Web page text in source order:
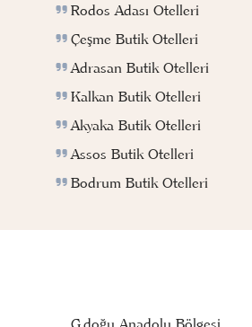
Rodos Adası Otelleri
Çeşme Butik Otelleri
Adrasan Butik Otelleri
Kalkan Butik Otelleri
Akyaka Butik Otelleri
Assos Butik Otelleri
Bodrum Butik Otelleri